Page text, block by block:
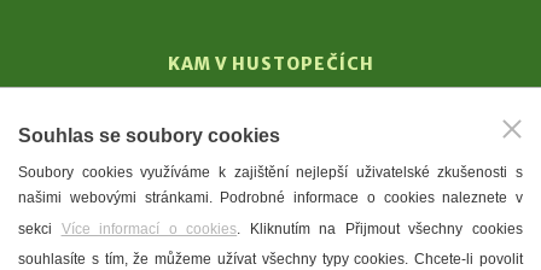
KAM V HUSTOPEČÍCH
T. G. Masaryk
Mandloně
Ubytování
Restaurace
Souhlas se soubory cookies
Soubory cookies využíváme k zajištění nejlepší uživatelské zkušenosti s
našimi webovými stránkami. Podrobné informace o cookies naleznete v
sekci Více informací o cookies. Kliknutím na Přijmout všechny cookies
souhlasíte s tím, že můžeme užívat všechny typy cookies. Chcete-li povolit